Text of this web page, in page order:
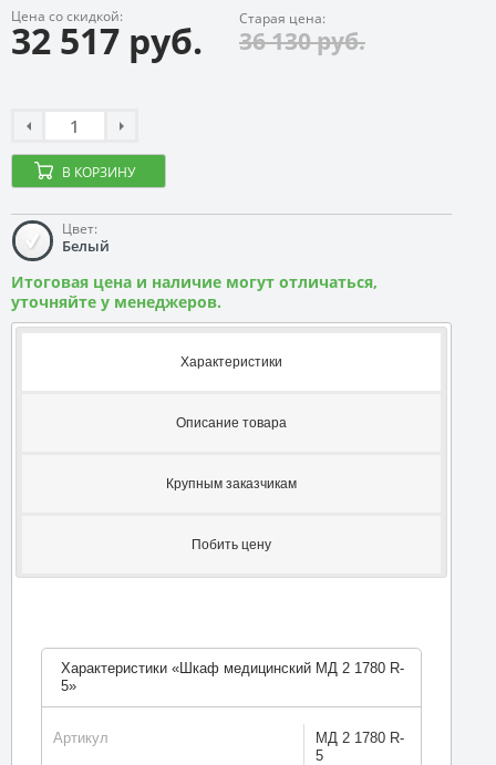
Цена со скидкой:
32 517 руб. Старая цена:
36 130 руб.
В КОРЗИНУ
Цвет:
Белый
Итоговая цена и наличие могут отличаться,
уточняйте у менеджеров.
Характеристики
Описание товара
Крупным заказчикам
Побить цену
Характеристики «Шкаф медицинский МД 2 1780 R-
5»
Артикул
МД 2 1780 R-
5